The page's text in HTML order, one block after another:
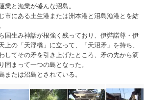
業と漁業が盛んな沼島。
市にある土生港または洲本港と沼島漁港とを結
国生み神話が根強く残っており、伊弉諾尊・伊
上の「天浮橋」に立って、「天沼矛」を持ち、
してその矛を引き上げたところ、矛の先から滴
固まって一つの島となった。
または沼島とされている。